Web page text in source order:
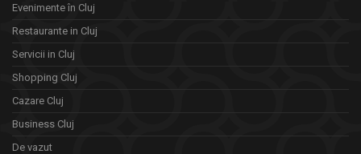
Evenimente în Cluj
Restaurante in Cluj
Servicii in Cluj
Shopping Cluj
Cazare Cluj
Business Cluj
De vazut